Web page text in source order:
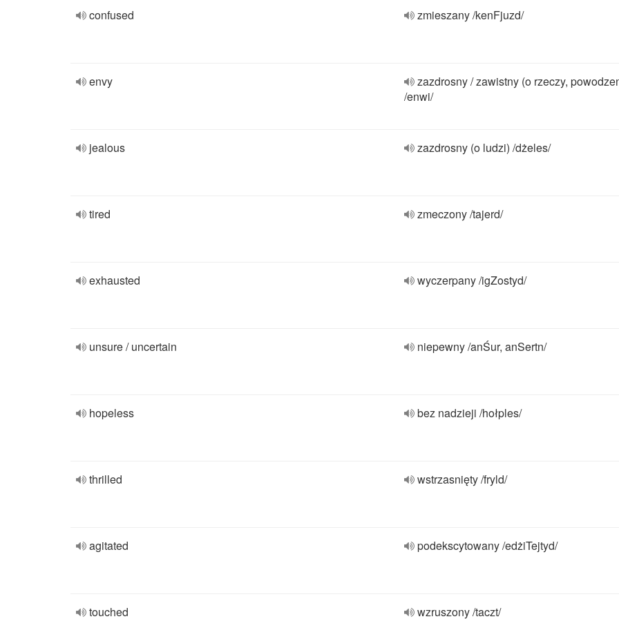
confused zmieszany /kenFjuzd/
envy
zazdrosny / zawistny (o rzeczy,
/enwi/
jealous zazdrosny (o ludzi) /dżeles/
tired zmeczony /tajerd/
exhausted wyczerpany /igZostyd/
unsure / uncertain niepewny /anŚur, anSertn/
hopeless bez nadzieji /hołples/
thrilled wstrzasnięty /fryld/
agitated podekscytowany /edżiTejtyd/
touched wzruszony /taczt/